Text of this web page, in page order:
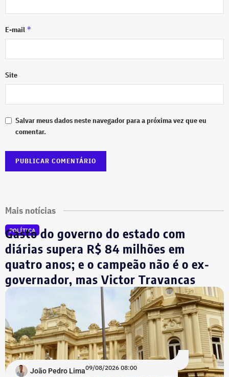
E-mail *
Site
Salvar meus dados neste navegador para a próxima vez que eu
comentar.
Mais notícias
POLÍTICA
Gasto do governo do estado com
diárias supera R$ 84 milhões em
quatro anos; e o campeão não é o ex-
governador, mas Victor Travancas
João Pedro Lima09/08/2026 08:00